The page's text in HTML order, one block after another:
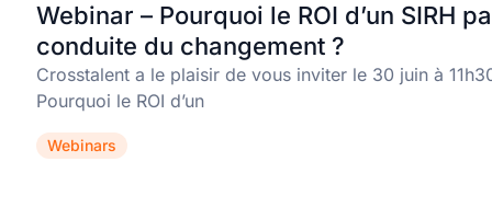
Webinar – Pourquoi le ROI d’un SIRH
conduite du changement ?
Crosstalent a le plaisir de vous inviter le 30 juin à
Pourquoi le ROI d’un
Webinars